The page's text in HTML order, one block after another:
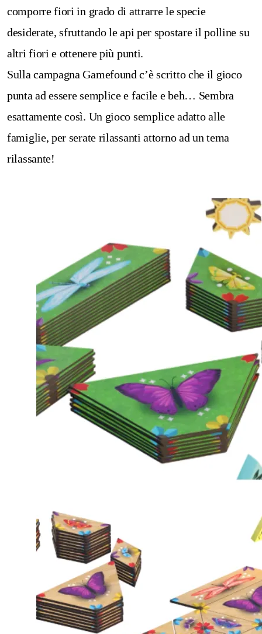
comporre fiori in grado di attrarre le specie
desiderate, sfruttando le api per spostare il polline su
altri fiori e ottenere più punti.
Sulla campagna Gamefound c’è scritto che il gioco
punta ad essere semplice e facile e beh… Sembra
esattamente così. Un gioco semplice adatto alle
famiglie, per serate rilassanti attorno ad un tema
rilassante!